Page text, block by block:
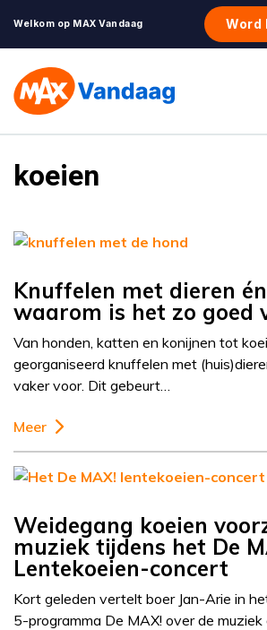
Welkom op MAX Vandaag Word
koeien
Knuffelen met dieren
waarom is het zo goed
Van honden, katten en konijnen tot
georganiseerd knuffelen met
vaker voor. Dit gebeurt…
Meer
Weidegang koeien
muziek tijdens het De
Lentekoeien-concert
Kort geleden vertelt boer Jan-Arie in
5-programma De MAX! over de muziek